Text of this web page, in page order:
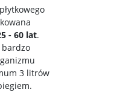
- 60 lat.
bardzo
3 litrów